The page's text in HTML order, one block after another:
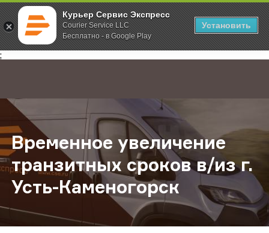
Курьер Сервис Экспресс
Courier Service LLC
Бесплатно - в Google Play
Установить
;
Главная О компании Новости Временное увеличение
Временное увеличение
транзитных сроков в/из г.
Усть-Каменогорск